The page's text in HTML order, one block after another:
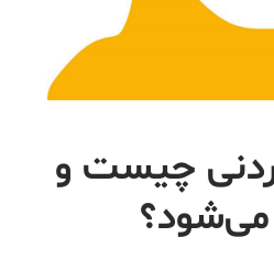
چیست و
می‌شود؟